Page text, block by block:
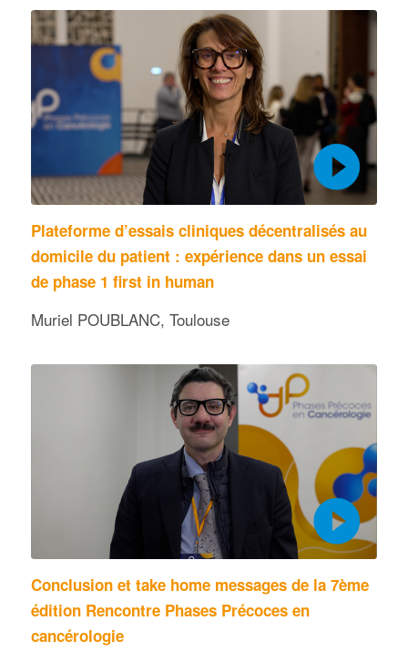
Plateforme d’essais cliniques décentralisés au
domicile du patient : expérience dans un essai
de phase 1 first in human
Muriel POUBLANC, Toulouse
Conclusion et take home messages de la 7ème
édition Rencontre Phases Précoces en
cancérologie